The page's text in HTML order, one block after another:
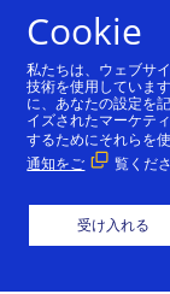
Visaの
ソン店
本日か
店舗で～
Cookie
私たちは、ウェブサ
技術を使用していま
に、あなたの設定を
イズされたマーケテ
するためにそれらを
通知をご
覧くださ
受け入れる